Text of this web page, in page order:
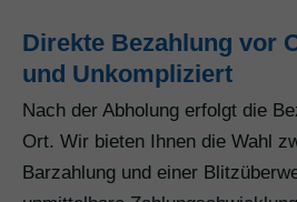
Direkte Bezahlung vor
und Unkompliziert
Nach der Abholung erfolgt die
Ort. Wir bieten Ihnen die Wahl
Barzahlung und einer